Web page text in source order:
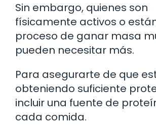
Sin embargo, quienes son
físicamente activos o
proceso de ganar masa
pueden necesitar más.
Para asegurarte de que
obteniendo suficiente
incluir una fuente de
cada comida.